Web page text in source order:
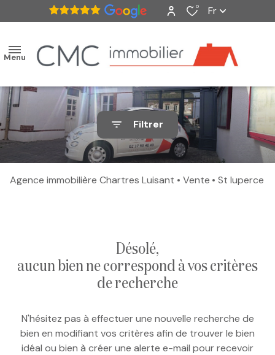
0 Fr
Menu
accueil
ventes
alerte
notre
agence
Filtrer
Agence immobilière Chartres Luisant Vente St luperce
désolé,
aucun bien ne correspond à vos critères
de recherche
N'hésitez pas à effectuer une nouvelle recherche de
bien en modifiant vos critères afin de trouver le bien
idéal ou bien à créer une alerte e-mail pour recevoir